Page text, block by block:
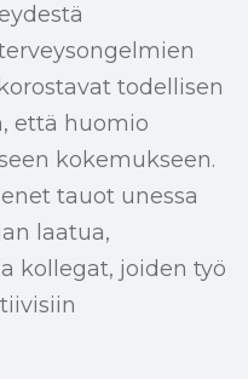
todellisen
että huomio
kokemukseen.
tauot unessa
laatua,
kollegat, joiden työ